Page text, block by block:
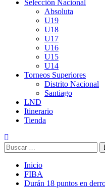
Selección Nacional
Absoluta
U19
U18
U17
U16
U15
U14
Torneos Superiores
Distrito Nacional
Santiago
LND
Itinerario
Tienda
Buscar:
Inicio
FIBA
Durán 18 puntos en